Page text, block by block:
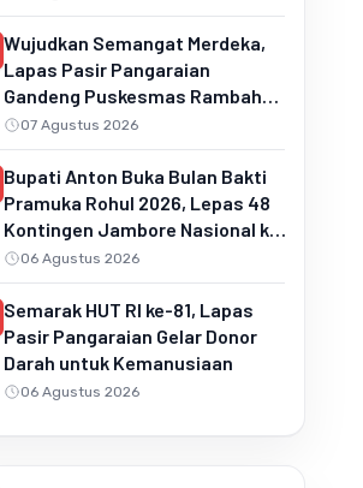
Wujudkan Semangat Merdeka,
Lapas Pasir Pangaraian
Gandeng Puskesmas Rambah
Layani Pemeriksaan Kesehatan
Gratis
07 Agustus 2026
Bupati Anton Buka Bulan Bakti
Pramuka Rohul 2026, Lepas 48
Kontingen Jambore Nasional ke
Cibubur
06 Agustus 2026
Semarak HUT RI ke-81, Lapas
Pasir Pangaraian Gelar Donor
Darah untuk Kemanusiaan
06 Agustus 2026